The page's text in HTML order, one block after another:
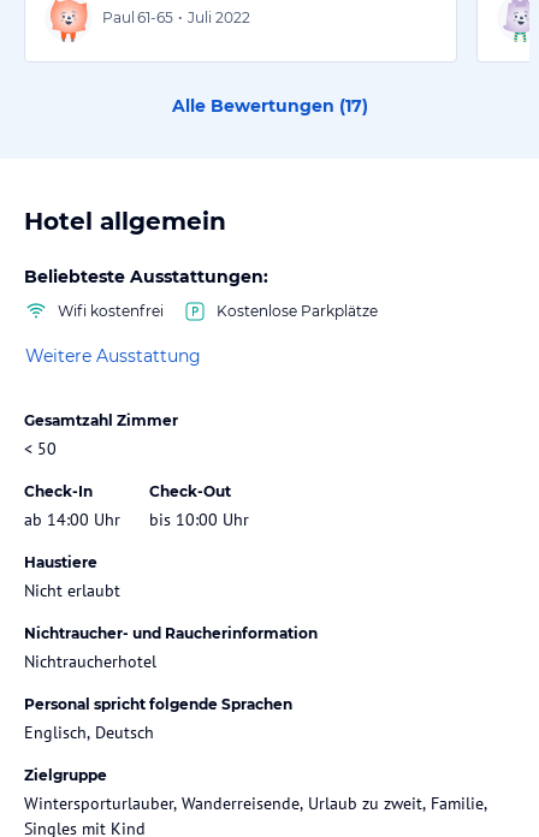
Paul 61-65 • Juli 2022
Alle Bewertungen (17)
Hotel allgemein
Beliebteste Ausstattungen:
Wifi kostenfrei Kostenlose Parkplätze
Weitere Ausstattung
Gesamtzahl Zimmer
< 50
Check-In
ab 14:00 Uhr
Check-Out
bis 10:00 Uhr
Haustiere
Nicht erlaubt
Nichtraucher- und Raucherinformation
Nichtraucherhotel
Personal spricht folgende Sprachen
Englisch, Deutsch
Zielgruppe
Wintersporturlauber, Wanderreisende, Urlaub zu zweit, Familie,
Singles mit Kind